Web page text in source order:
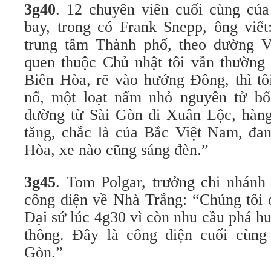
3g40. 12 chuyên viên cuối cùng
bay, trong có Frank Snepp, ông
trung tâm Thành phố, theo đường
quen thuộc Chủ nhật tôi vẫn
Biên Hòa, rẽ vào hướng Đông, thì
nổ, một loạt nấm nhỏ nguyên tử
đường từ Sài Gòn đi Xuân Lộc,
tăng, chắc là của Bắc Việt Nam,
Hòa, xe nào cũng sáng đèn.”
3g45. Tom Polgar, trưởng chi
công điện về Nhà Trắng: “Chúng tôi
Đại sứ lúc 4g30 vì còn nhu cầu phá
thông. Đây là công điện cuối
Gòn.”